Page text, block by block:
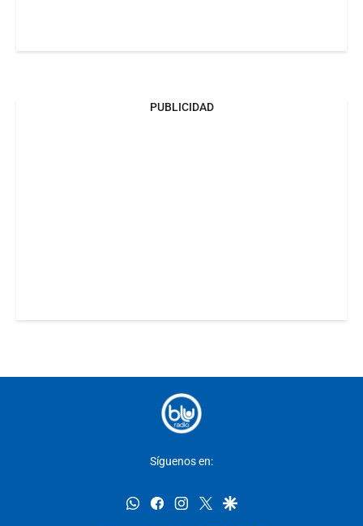
PUBLICIDAD
Síguenos en:
whatsappfacebookinstagram
twittergoogle